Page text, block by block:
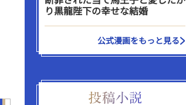
り黒龍陛下の幸せな結婚
公式漫画をもっと見る